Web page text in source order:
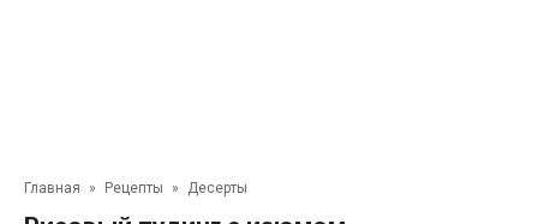
Главная » Рецепты » Десерты